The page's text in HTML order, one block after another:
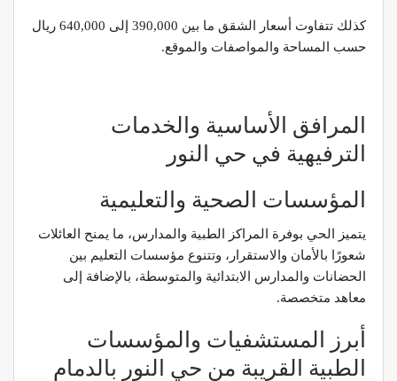
كذلك تتفاوت أسعار الشقق ما بين 390,000 إلى 640,000 ريال
حسب المساحة والمواصفات والموقع.
المرافق الأساسية والخدمات
الترفيهية في حي النور
المؤسسات الصحية والتعليمية
يتميز الحي بوفرة المراكز الطبية والمدارس، ما يمنح العائلات
شعورًا بالأمان والاستقرار، وتتنوع مؤسسات التعليم بين
الحضانات والمدارس الابتدائية والمتوسطة، بالإضافة إلى
معاهد متخصصة.
أبرز المستشفيات والمؤسسات
الطبية القريبة من حي النور بالدمام